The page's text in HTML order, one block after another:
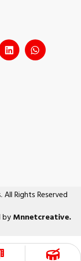
Rights Reserved
byMnnetcreative.